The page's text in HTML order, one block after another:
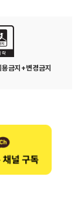
금지+변경금지